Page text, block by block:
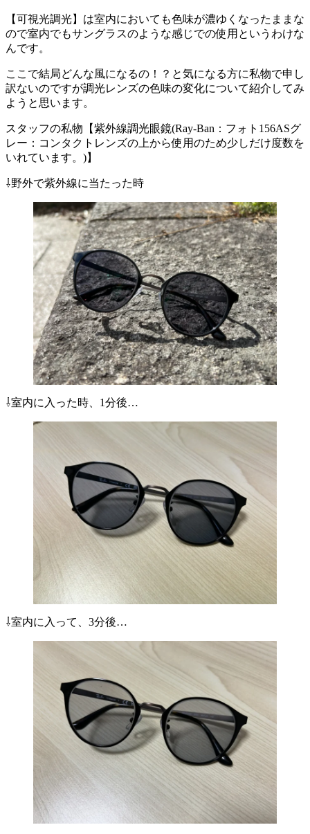
【可視光調光】は室内においても色味が濃ゆくなったままな
ので室内でもサングラスのような感じでの使用というわけな
んです。
ここで結局どんな風になるの！？と気になる方に私物で申し
訳ないのですが調光レンズの色味の変化について紹介してみ
ようと思います。
スタッフの私物【紫外線調光眼鏡(Ray-Ban：フォト156ASグ
レー：コンタクトレンズの上から使用のため少しだけ度数を
いれています。)】
⇩野外で紫外線に当たった時
⇩室内に入った時、1分後…
⇩室内に入って、3分後…